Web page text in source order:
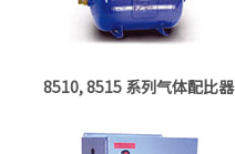
8510, 8515 系列气体配比器